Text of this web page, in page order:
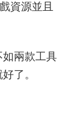
資源並且
兩款工具
了。